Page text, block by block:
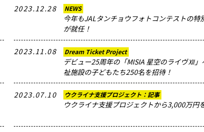
2023.12.28 NEWS
今年もJALタンチョウフォトコンテストの特
が就任！
2023.11.08 Dream Ticket Project
デビュー25周年の「MISIA 星空のライヴⅫ
祉施設の子どもたち250名を招待！
2023.07.10 ウクライナ支援プロジェクト：記事
ウクライナ支援プロジェクトから3,000万円